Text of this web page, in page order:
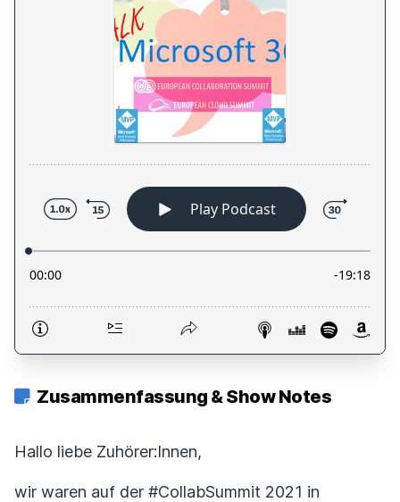
Zusammenfassung & Show Notes
Hallo liebe Zuhörer:Innen,
wir waren auf der #CollabSummit 2021 in